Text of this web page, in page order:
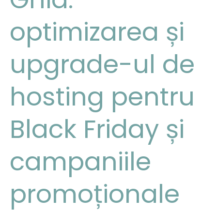
optimizarea și
upgrade-ul de
hosting pentru
Black Friday și
campaniile
promoționale